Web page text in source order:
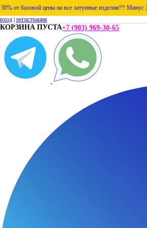
цены на все латунные изделия!!! Минус 30% от
вход регистрация
КОРЗИНА ПУСТА+7 (903) 969-30-65